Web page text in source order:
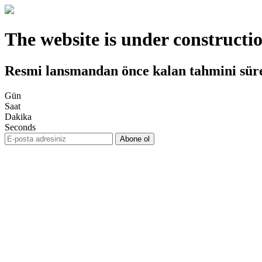
The website is under
Resmi lansmandan önce kalan tahmini
Gün
Saat
Dakika
Seconds